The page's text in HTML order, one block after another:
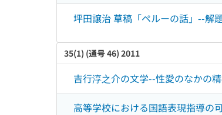
坪田譲治 草稿「ペルーの話」--解
35(1) (通号 46) 2011
吉行淳之介の文学--性愛のなかの
高等学校における国語表現指導の